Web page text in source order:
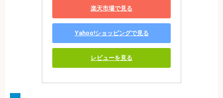
楽天市場で見る
Yahoo!ショッピングで見る
レビューを見る